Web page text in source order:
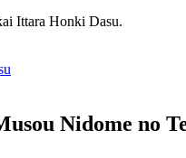
Ittara Honki Dasu.
Nidome no